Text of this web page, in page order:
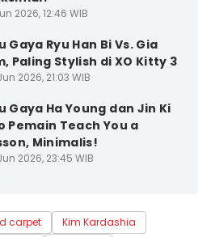
2026, 12:46 WIB
Gaya Ryu Han Bi Vs. Gia
Paling Stylish di XO Kitty 3
2026, 21:03 WIB
Gaya Ha Young dan Jin Ki
Pemain Teach You a
Minimalis!
2026, 23:45 WIB
carpet
Kim Kardashia